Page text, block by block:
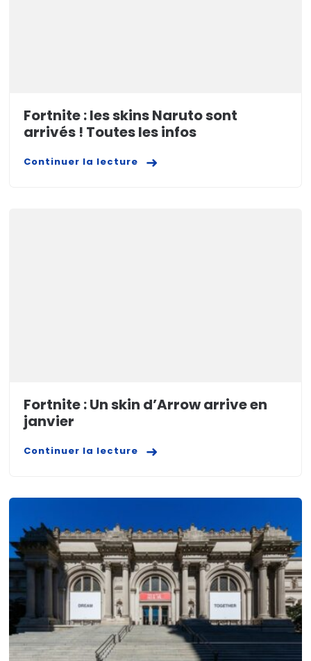
Fortnite : les skins Naruto sont
arrivés ! Toutes les infos
Continuer la lecture
Fortnite : Un skin d’Arrow arrive en
janvier
Continuer la lecture